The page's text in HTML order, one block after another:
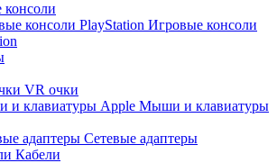
Игровые консоли
VR очки
Мыши и клавиатуры
Сетевые адаптеры
Кабели